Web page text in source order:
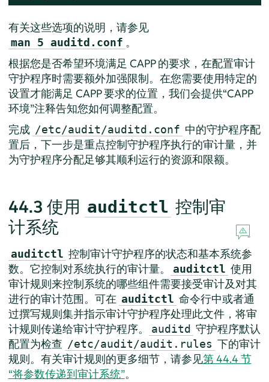
有关这些选项的说明，请参见
man 5 auditd.conf 。
根据您是否希望环境满足 CAPP 的要求，在配置审计
守护程序时需要额外加强限制。在您需要使用特定的
设置才能满足 CAPP 要求的位置，我们会提供“CAPP
环境”注释告知您如何调整配置。
完成 /etc/audit/auditd.conf 中的守护程序配
置后，下一步是重点控制守护程序执行的审计量，并
为守护程序分配足够其顺利运行的资源和限额。
44.3 使用 auditctl 控制审
计系统
auditctl 控制审计守护程序的状态和基本系统参
数。它控制对系统执行的审计量。
auditctl 使用
审计规则来控制系统的哪些组件需要接受审计及对其
进行的审计范围。可在 auditctl 命令行中或者通
过撰写规则集并指示审计守护程序处理此文件，将审
计规则传递给审计守护程序。
auditd 守护程序默认
配置为检查 /etc/audit/audit.rules 下的审计
规则。有关审计规则的更多细节，请参见第 44.4 节
“将参数传递到审计系统”。